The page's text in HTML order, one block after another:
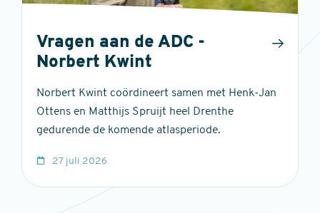
Vragen aan de ADC -
Norbert Kwint
Norbert Kwint coördineert samen met Henk-Jan
Ottens en Matthijs Spruijt heel Drenthe
gedurende de komende atlasperiode.
27 juli 2026